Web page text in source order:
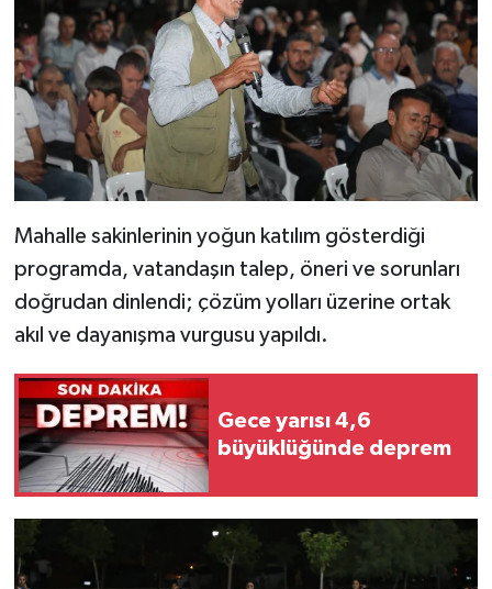
Mahalle sakinlerinin yoğun katılım gösterdiği
programda, vatandaşın talep, öneri ve sorunları
doğrudan dinlendi; çözüm yolları üzerine ortak
akıl ve dayanışma vurgusu yapıldı.
Gece yarısı 4,6
büyüklüğünde deprem